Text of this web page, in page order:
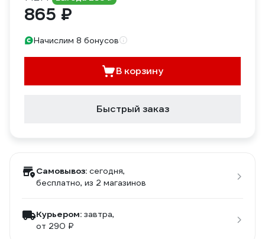
865 ₽
Начислим 8 бонусов
В корзину
Быстрый заказ
Самовывоз: сегодня,
бесплатно, из 2 магазинов
Курьером: завтра,
от 290 ₽